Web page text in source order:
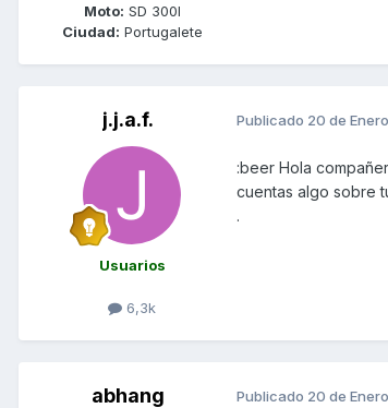
Moto: SD 300I
Ciudad: Portugalete
j.j.a.f.
Usuarios
6,3k
Publicado 20 de
:beer Hola
cuentas algo sobre
.
abhang Publicado 20 de